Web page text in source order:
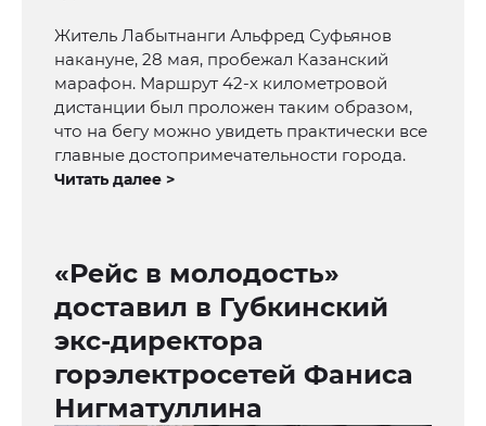
Житель Лабытнанги Альфред Суфьянов
накануне, 28 мая, пробежал Казанский
марафон. Маршрут 42-х километровой
дистанции был проложен таким образом,
что на бегу можно увидеть практически все
главные достопримечательности города.
Читать далее >
«Рейс в молодость»
доставил в Губкинский
экс-директора
горэлектросетей Фаниса
Нигматуллина